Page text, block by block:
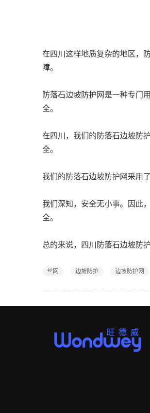
在四川这样地质复杂的地区，
障。
防落石边坡防护网是一种专门
全。
在四川，我们的防落石边坡防
全。
我们的防落石边坡防护网采用
我们深知，安全无小事。因此
全。
总的来说，四川防落石边坡防
丝网 边坡防护 边坡防护网